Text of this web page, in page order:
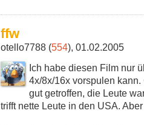
ffw
otello7788 (554), 01.02.2005
Ich habe diesen Film nur
4x/8x/16x vorspulen
gut getroffen, die Leute
trifft nette Leute in den USA.